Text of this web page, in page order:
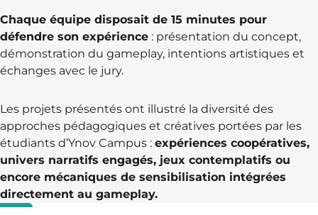
Chaque équipe disposait de 15 minutes pour
défendre son expérience : présentation du concept,
démonstration du gameplay, intentions artistiques et
échanges avec le jury.
Les projets présentés ont illustré la diversité des
approches pédagogiques et créatives portées par les
étudiants d’Ynov Campus : expériences coopératives,
univers narratifs engagés, jeux contemplatifs ou
encore mécaniques de sensibilisation intégrées
directement au gameplay.